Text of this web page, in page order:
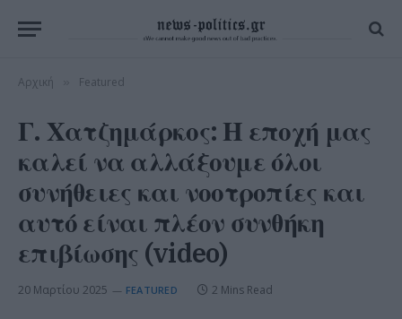
Αρχική Featured
Γ. Χατζημάρκος: Η εποχή μας
καλεί να αλλάξουμε όλοι
συνήθειες και νοοτροπίες και
αυτό είναι πλέον συνθήκη
επιβίωσης (video)
20 Μαρτίου 2025 FEATURED 2 Mins Read